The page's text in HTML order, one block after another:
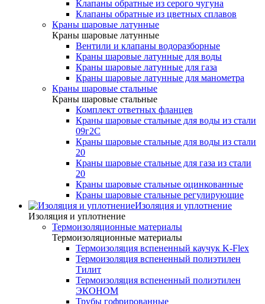
Клапаны обратные из серого чугуна
Клапаны обратные из цветных сплавов
Краны шаровые латунные
Краны шаровые латунные
Вентили и клапаны водоразборные
Краны шаровые латунные для воды
Краны шаровые латунные для газа
Краны шаровые латунные для манометра
Краны шаровые стальные
Краны шаровые стальные
Комплект ответных фланцев
Краны шаровые стальные для воды из стали
09г2С
Краны шаровые стальные для воды из стали
20
Краны шаровые стальные для газа из стали
20
Краны шаровые стальные оцинкованные
Краны шаровые стальные регулирующие
Изоляция и уплотнение
Изоляция и уплотнение
Термоизоляционные материалы
Термоизоляционные материалы
Термоизоляция вспененный каучук K-Flex
Термоизоляция вспененный полиэтилен
Тилит
Термоизоляция вспененный полиэтилен
ЭКОНОМ
Трубы гофрированные